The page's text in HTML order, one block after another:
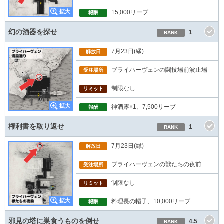
報酬 15,000リーブ
幻の酒器を探せ RANK 1
解放日 7月23日(縁)
受注場所 ブライハーヴェンの闘技場前波止場
リミット 制限なし
報酬 神酒露×1、7,500リーブ
権利書を取り返せ RANK 1
解放日 7月23日(縁)
受注場所 ブライハーヴェンの獣たちの夜前
リミット 制限なし
報酬 料理長の帽子、10,000リーブ
邪見の塔に巣食うものを倒せ RANK 4.5